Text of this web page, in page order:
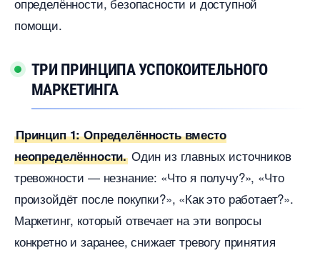
помощи.
ТРИ ПРИНЦИПА УСПОКОИТЕЛЬНОГО
МАРКЕТИНГА
Принцип 1: Определённость вместо
неопределённости. Один из главных источнико
тревожности — незнание: «Что я получу?», «Что
произойдёт после покупки?», «Как это работает?».
Маркетинг, который отвечает на эти вопросы
конкретно и заранее, снижает тревогу принятия